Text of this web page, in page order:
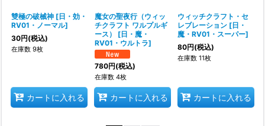
雙極の破械神 [日・効・
RV01・ノーマル]
30円(税込)
在庫数 9枚
カートに入れる
魔女の聖夜行（ウィッ
チクラフト ワルプルギ
ース）
[日・魔・
RV01・ウルトラ]
780円(税込)
在庫数 4枚
カートに入れる
ウィッチクラフト・セ
レブレーション [日・
魔・RV01・スーパー]
80円(税込)
在庫数 11枚
カートに入れる